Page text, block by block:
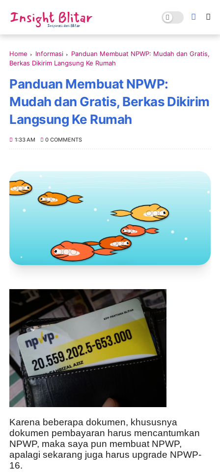
Home Informasi
Panduan Membuat NPWP: Mudah dan Gratis,
Berkas Dikirim Langsung Ke Rumah
Panduan Membuat NPWP:
Mudah dan Gratis, Berkas Dikirim
Langsung Ke Rumah
1:33 AM 0 COMMENTS
Toko Jurnal Rasa
Karena beberapa dokumen, khususnya
dokumen pembayaran harus mencantumkan
NPWP, maka saya pun membuat NPWP,
apalagi sekarang juga harus upgrade NPWP-
16.